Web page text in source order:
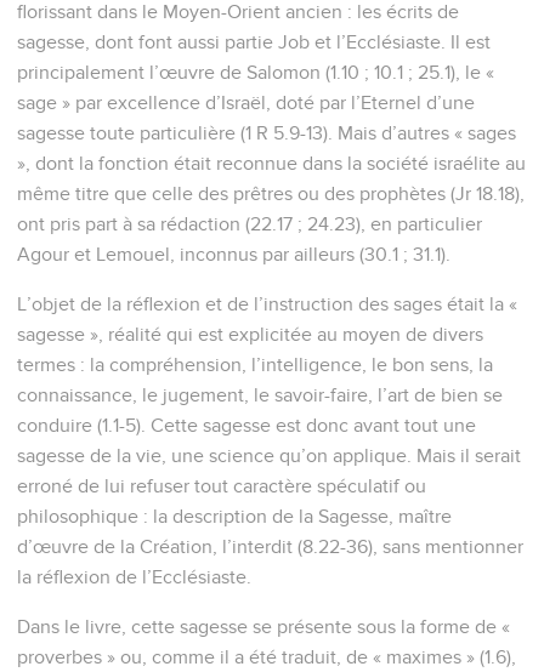
florissant dans le Moyen-Orient ancien : les écrits de
sagesse, dont font aussi partie Job et l’Ecclésiaste. Il est
principalement l’œuvre de Salomon (1.10 ; 10.1 ; 25.1), le «
sage » par excellence d’Israël, doté par l’Eternel d’une
sagesse toute particulière (1 R 5.9-13). Mais d’autres « sages
», dont la fonction était reconnue dans la société israélite au
même titre que celle des prêtres ou des prophètes (Jr 18.18),
ont pris part à sa rédaction (22.17 ; 24.23), en particulier
Agour et Lemouel, inconnus par ailleurs (30.1 ; 31.1).
L’objet de la réflexion et de l’instruction des sages était la «
sagesse », réalité qui est explicitée au moyen de divers
termes : la compréhension, l’intelligence, le bon sens, la
connaissance, le jugement, le savoir-faire, l’art de bien se
conduire (1.1-5). Cette sagesse est donc avant tout une
sagesse de la vie, une science qu’on applique. Mais il serait
erroné de lui refuser tout caractère spéculatif ou
philosophique : la description de la Sagesse, maître
d’œuvre de la Création, l’interdit (8.22-36), sans mentionner
la réflexion de l’Ecclésiaste.
Dans le livre, cette sagesse se présente sous la forme de «
proverbes » ou, comme il a été traduit, de « maximes » (1.6),